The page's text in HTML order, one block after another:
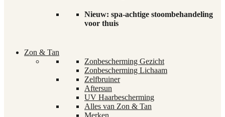
Nieuw: spa-achtige stoombehandeling
voor thuis
Zon & Tan
Zonbescherming Gezicht
Zonbescherming Lichaam
Zelfbruiner
Aftersun
UV Haarbescherming
Alles van Zon & Tan
Merken